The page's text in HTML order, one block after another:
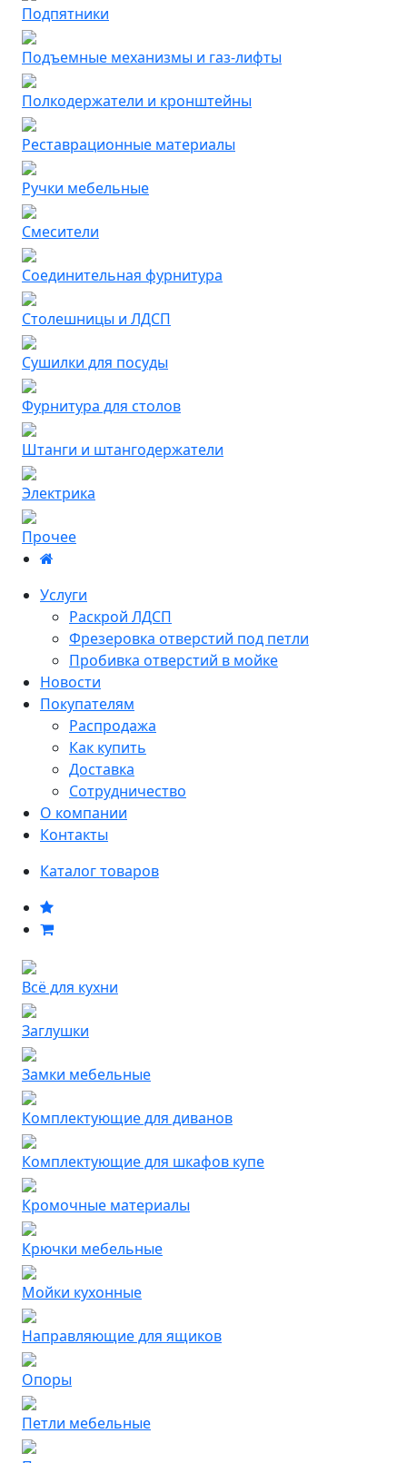
Подпятники
Подъемные механизмы и газ-лифты
Полкодержатели и кронштейны
Реставрационные материалы
Ручки мебельные
Смесители
Соединительная фурнитура
Столешницы и ЛДСП
Сушилки для посуды
Фурнитура для столов
Штанги и штангодержатели
Электрика
Прочее
Услуги
Раскрой ЛДСП
Фрезеровка отверстий под петли
Пробивка отверстий в мойке
Новости
Покупателям
Распродажа
Как купить
Доставка
Сотрудничество
О компании
Контакты
Каталог товаров
Всё для кухни
Заглушки
Замки мебельные
Комплектующие для диванов
Комплектующие для шкафов купе
Кромочные материалы
Крючки мебельные
Мойки кухонные
Направляющие для ящиков
Опоры
Петли мебельные